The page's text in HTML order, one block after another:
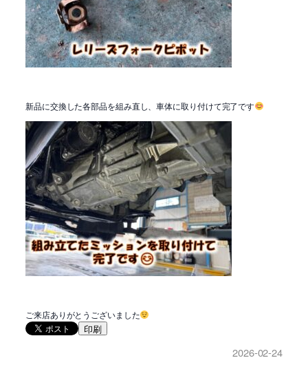
新品に交換した各部品を組み直し、車体に取り付けて完了です
ご来店ありがとうございました
印刷
2026-02-24